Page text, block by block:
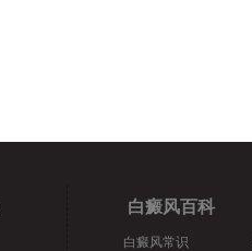
白癜风百科
白癜风常识